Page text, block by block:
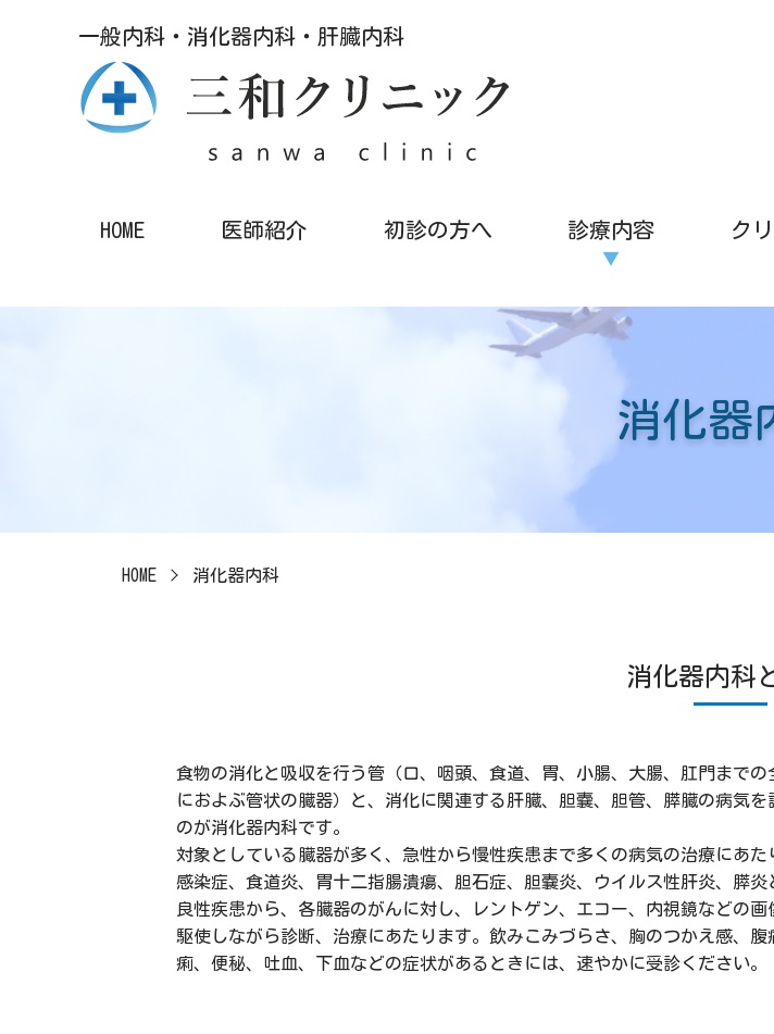
一般内科・消化器内科・肝臓内科
HOME 医師紹介 初診の方へ 診療内容 ク
消化器
HOME 消化器内科
消化器内科
食物の消化と吸収を行う管（口、咽頭、食道、胃、小腸、大腸、肛門までの
におよぶ管状の臓器）と、消化に関連する肝臓、胆嚢、胆管、膵臓の病気を
のが消化器内科です。
対象としている臓器が多く、急性から慢性疾患まで多くの病気の治療にあた
感染症、食道炎、胃十二指腸潰瘍、胆石症、胆嚢炎、ウイルス性肝炎、膵炎
良性疾患から、各臓器のがんに対し、レントゲン、エコー、内視鏡などの画
駆使しながら診断、治療にあたります。飲みこみづらさ、胸のつかえ感、腹
痢、便秘、吐血、下血などの症状があるときには、速やかに受診ください。